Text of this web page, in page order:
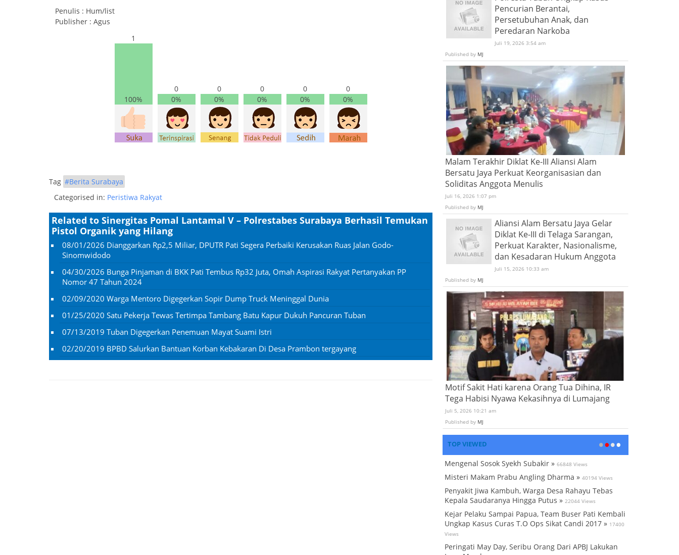
Penulis : Hum/list
Publisher : Agus
1
100%
0
0%
0
0%
0
0%
0
0%
0
0%
Tag #Berita Surabaya
Categorised in: Peristiwa Rakyat
Related to Sinergitas Pomal Lantamal V – Polrestabes Surabaya Berhasil Temukan
Pistol Organik yang Hilang
08/01/2026 Dianggarkan Rp2,5 Miliar, DPUTR Pati Segera Perbaiki Kerusakan Ruas Jalan Godo-
Sinomwidodo
04/30/2026 Bunga Pinjaman di BKK Pati Tembus Rp32 Juta, Omah Aspirasi Rakyat Pertanyakan PP
Nomor 47 Tahun 2024
02/09/2020 Warga Mentoro Digegerkan Sopir Dump Truck Meninggal Dunia
01/25/2020 Satu Pekerja Tewas Tertimpa Tambang Batu Kapur Dukuh Pancuran Tuban
07/13/2019 Tuban Digegerkan Penemuan Mayat Suami Istri
02/20/2019 BPBD Salurkan Bantuan Korban Kebakaran Di Desa Prambon tergayang
Pencurian Berantai,
Persetubuhan Anak, dan
Peredaran Narkoba
Juli 19, 2026 3:54 am
Published by MJ
Malam Terakhir Diklat Ke-III Aliansi Alam
Bersatu Jaya Perkuat Keorganisasian dan
Soliditas Anggota Menulis
Juli 16, 2026 1:07 pm
Published by MJ
Aliansi Alam Bersatu Jaya Gelar
Diklat Ke-III di Telaga Sarangan,
Perkuat Karakter, Nasionalisme,
dan Kesadaran Hukum Anggota
Juli 15, 2026 10:33 am
Published by MJ
Motif Sakit Hati karena Orang Tua Dihina, IR
Tega Habisi Nyawa Kekasihnya di Lumajang
Juli 5, 2026 10:21 am
Published by MJ
TOP VIEWED
Mengenal Sosok Syekh Subakir » 66848 Views
Misteri Makam Prabu Angling Dharma » 40194 Views
Penyakit Jiwa Kambuh, Warga Desa Rahayu Tebas
Kepala Saudaranya Hingga Putus » 22044 Views
Kejar Pelaku Sampai Papua, Team Buser Pati Kembali
Ungkap Kasus Curas T.O Ops Sikat Candi 2017 » 17400
Views
Peringati May Day, Seribu Orang Dari APBJ Lakukan